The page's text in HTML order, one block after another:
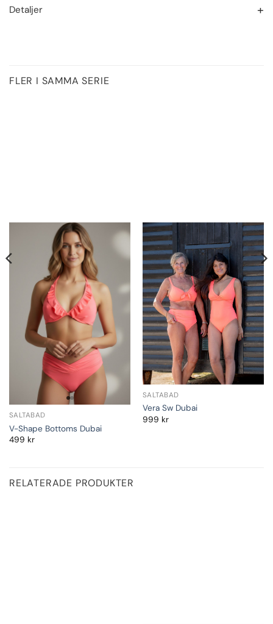
Detaljer
FLER I SAMMA SERIE
SALTABAD
V-Shape Bottoms Dubai
499 kr
SALTABAD
Vera Sw Dubai
999 kr
RELATERADE PRODUKTER